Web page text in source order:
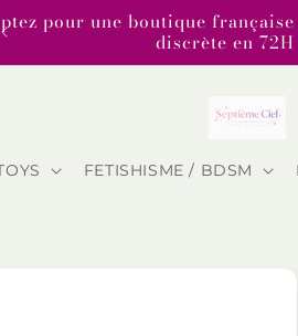
pour une boutique française
discrète en 72H
FETISHISME / BDSM